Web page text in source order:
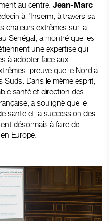
au centre. Jean-Marc
à l’Inserm, à travers sa
chaleurs extrêmes sur la
Sénégal, a montré que les
une expertise qui
à adopter face aux
preuve que le Nord a
Suds. Dans le même esprit,
santé et direction des
a souligné que le
santé et la succession des
désormais à faire de
Europe.